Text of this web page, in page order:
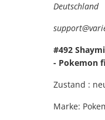
Deutschland
#492
- Pokemon
Zustand :
Marke: